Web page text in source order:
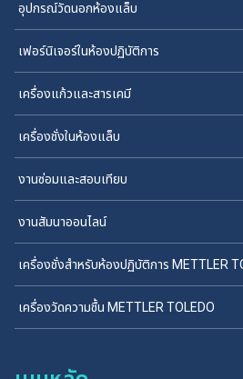
อุปกรณ์วัดนอกห้องแล็บ
เฟอร์นิเจอร์ในห้องปฏิบัติการ
เครื่องแก้วและสารเคมี
เครื่องชั่งในห้องแล็บ
งานซ่อมและสอบเทียบ
งานสัมนาออนไลน์
เครื่องชั่งสำหรับห้องปฏิบัติการ METTLER
เครื่องวัดความชื้น METTLER TOLEDO